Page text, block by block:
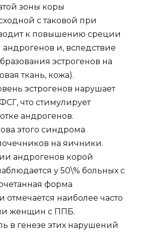
зоны коры
с таковой при
к повышению среции
и, вследствие
эстрогенов на
ткань, кожа).
эстрогенов нарушает
что стимулирует
андрогенов.
этого синдрома
на яичники.
андрогенов корой
у 50\% больных с
форма
наиболее часто
женщин с ППБ.
в генезе этих нарушений